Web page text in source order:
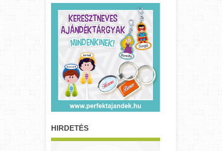
HIRDETÉS